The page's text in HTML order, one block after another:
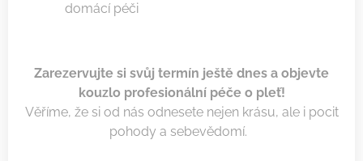
domácí péči
Zarezervujte si svůj termín ještě dnes a objevte
kouzlo profesionální péče o pleť!
Věříme, že si od nás odnesete nejen krásu, ale i pocit
pohody a sebevědomí.